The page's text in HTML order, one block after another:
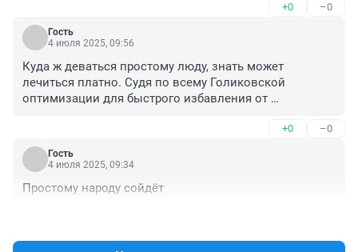
+0 –0
Гость
4 июля 2025, 09:56
Куда ж деваться простому люду, знать может
лечиться платно. Судя по всему Голиковской
оптимизации для быстрого избавления от
ситуацию подправить, иначе ПФ свои недочёты и
траты покрыть не сможет
+0 –0
Гость
4 июля 2025, 09:34
Простому народу сойдёт